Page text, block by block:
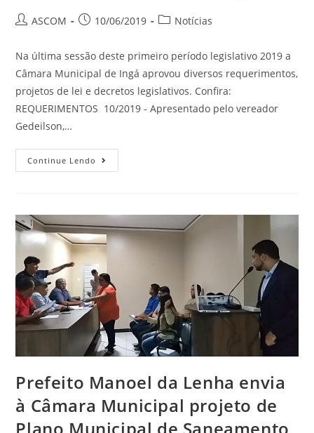
ASCOM 10/06/2019 Notícias
Na última sessão deste primeiro período legislativo 2019 a
Câmara Municipal de Ingá aprovou diversos requerimentos,
projetos de lei e decretos legislativos. Confira:
REQUERIMENTOS 10/2019 - Apresentado pelo vereador
Gedeilson,…
Continue Lendo
Prefeito Manoel da Lenha envia
à Câmara Municipal projeto de
Plano Municipal de Saneamento